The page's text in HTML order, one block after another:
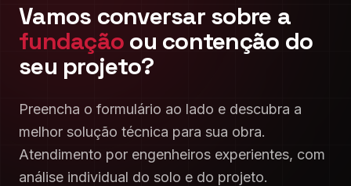
Vamos conversar sobre a
fundação ou contenção do
seu projeto?
Preencha o formulário ao lado e descubra a
melhor solução técnica para sua obra.
Atendimento por engenheiros experientes, com
análise individual do solo e do projeto.